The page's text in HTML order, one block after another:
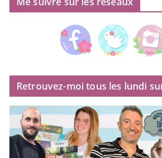
Retrouvez-moi tous les lundi